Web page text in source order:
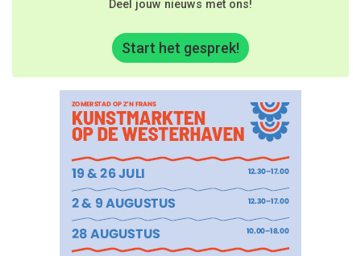
Deel jouw nieuws met ons!
Start het gesprek!